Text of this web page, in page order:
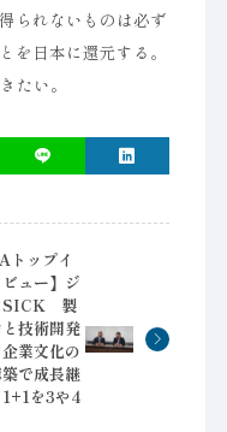
られないものは必ず
を日本に還元する。
たい。
トップイ
ュー】ジ
SICK 製
技術開発
業文化の
で成長継
を3や4